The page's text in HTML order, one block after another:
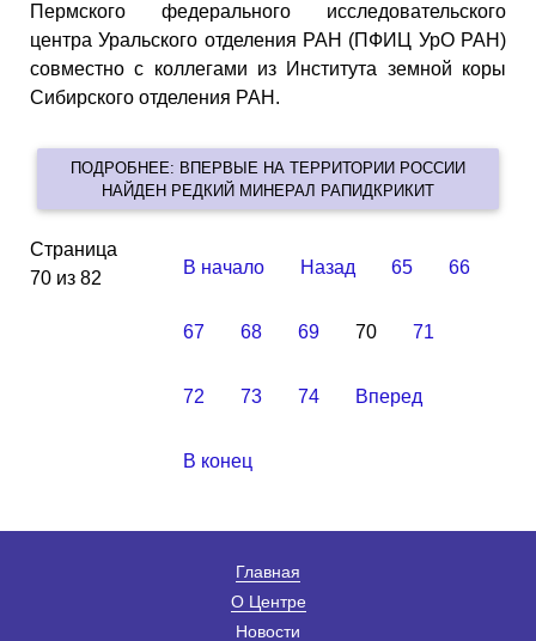
Пермского федерального исследовательского
центра Уральского отделения РАН (ПФИЦ УрО РАН)
совместно с коллегами из Института земной коры
Сибирского отделения РАН.
ПОДРОБНЕЕ: ВПЕРВЫЕ НА ТЕРРИТОРИИ РОССИИ
НАЙДЕН РЕДКИЙ МИНЕРАЛ РАПИДКРИКИТ
Страница
70 из 82
В начало Назад 65 66
67 68 69 70 71
72 73 74 Вперед
В конец
Главная
О Центре
Новости